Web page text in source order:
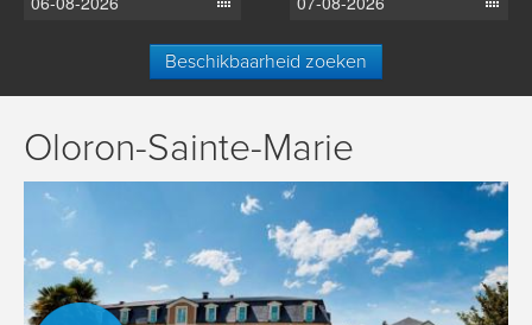
Beschikbaarheid zoeken
Oloron-Sainte-Marie